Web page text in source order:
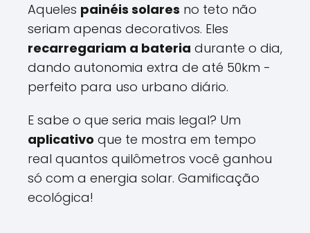
Aqueles painéis solares no teto não
seriam apenas decorativos. Eles
recarregariam a bateria durante o dia,
dando autonomia extra de até 50km -
perfeito para uso urbano diário.
E sabe o que seria mais legal? Um
aplicativo que te mostra em tempo
real quantos quilômetros você ganhou
só com a energia solar. Gamificação
ecológica!